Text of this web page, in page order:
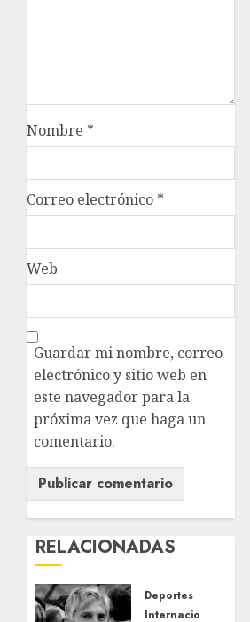
Nombre *
Correo electrónico *
Web
Guardar mi nombre, correo
electrónico y sitio web en
este navegador para la
próxima vez que haga un
comentario.
RELACIONADAS
Deportes
Internacional